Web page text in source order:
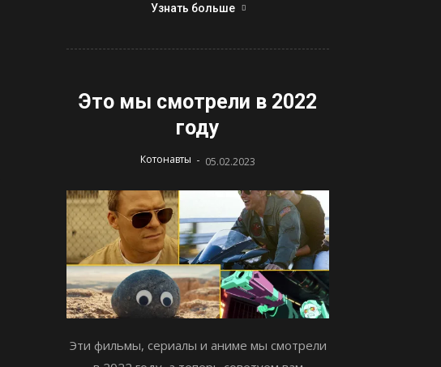
Узнать больше
Это мы смотрели в 2022
году
Котонавты - 05.02.2023
Эти фильмы, сериалы и аниме мы смотрели